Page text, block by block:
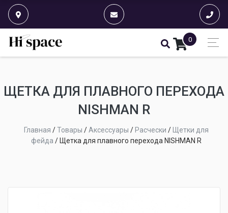
0
ЩЕТКА ДЛЯ ПЛАВНОГО ПЕРЕХОДА
NISHMAN R
Главная /Товары /Аксессуары / Расчески /
Щетки для
фейда / Щетка для плавного перехода NISHMAN R